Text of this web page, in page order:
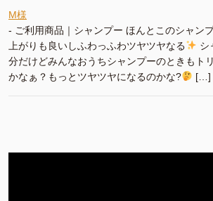
M様
- ご利用商品｜シャンプー ほんとこのシャン
上がりも良いしふわっふわツヤツヤなる
シ
分だけどみんなおうちシャンプーのときもト
かなぁ？もっとツヤツヤになるのかな?
[…]